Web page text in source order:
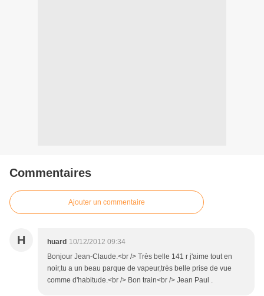
Commentaires
Ajouter un commentaire
H huard 10/12/2012 09:34
Bonjour Jean-Claude.<br /> Très belle 141 r j'aime tout en
noir,tu a un beau parque de vapeur,très belle prise de vue
comme d'habitude.<br /> Bon train<br /> Jean Paul .